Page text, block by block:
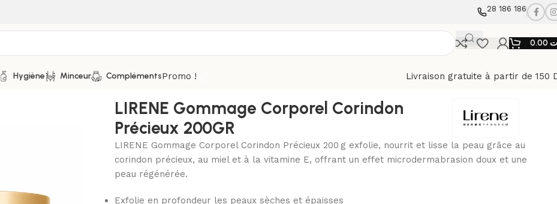
28 186 186
Hygiène Minceur ComplémentsPromo !
Livraison gratuite à partir de 150
LIRENE Gommage Corporel Corindon Précieux 200GR
LIRENE Gommage Corporel Corindon
Précieux 200GR
LIRENE Gommage Corporel Corindon Précieux 200 g exfolie, nourrit et lisse la peau grâce au
corindon précieux, au miel et à la vitamine E, offrant un effet microdermabrasion doux et une
peau régénérée.
Exfolie en profondeur les peaux sèches et épaisses